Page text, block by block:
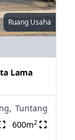
Ruang Usaha
Lama
Tuntang
600m2